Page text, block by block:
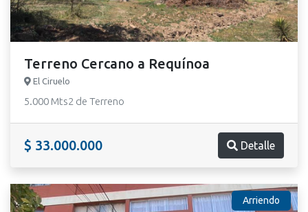
Terreno Cercano a Requínoa
El Ciruelo
5.000 Mts2 de Terreno
$ 33.000.000 Detalle
Arriendo